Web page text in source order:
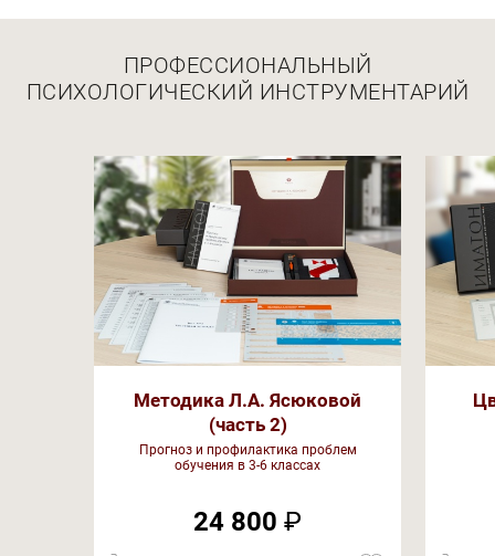
ПРОФЕССИОНАЛЬНЫЙ
ПСИХОЛОГИЧЕСКИЙ ИНСТРУМЕНТАРИЙ
Методика Л.А. Ясюковой
(часть 2)
Прогноз и профилактика проблем
обучения в 3-6 классах
24 800 ₽